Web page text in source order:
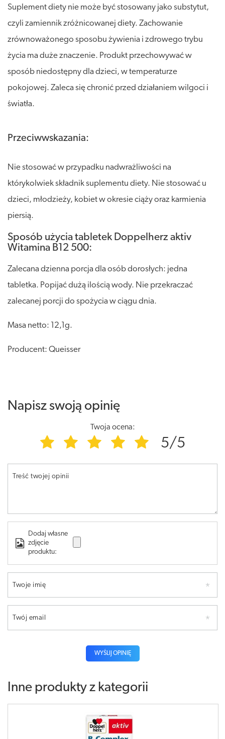
Suplement diety nie może być stosowany jako substytut,
czyli zamiennik zróżnicowanej diety. Zachowanie
zrównoważonego sposobu żywienia i zdrowego trybu
życia ma duże znaczenie. Produkt przechowywać w
sposób niedostępny dla dzieci, w temperaturze
pokojowej. Zaleca się chronić przed działaniem wilgoci i
światła.
Przeciwwskazania:
Nie stosować w przypadku nadwrażliwości na
którykolwiek składnik suplementu diety. Nie stosować u
dzieci, młodzieży, kobiet w okresie ciąży oraz karmienia
piersią.
Sposób użycia tabletek Doppelherz aktiv
Witamina B12 500:
Zalecana dzienna porcja dla osób dorosłych: jedna
tabletka. Popijać dużą ilością wody. Nie przekraczać
zalecanej porcji do spożycia w ciągu dnia.
Masa netto: 12,1g.
Producent: Queisser
Napisz swoją opinię
Twoja ocena:
5/5
Treść twojej opinii
Dodaj własne
zdjęcie
produktu:
Twoje imię
Twój email
WYŚLIJ OPINIĘ
Inne produkty z kategorii